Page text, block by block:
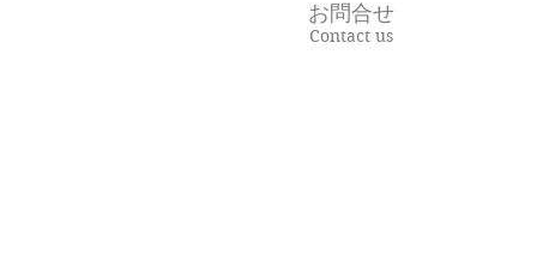
お問合せ
Contact us